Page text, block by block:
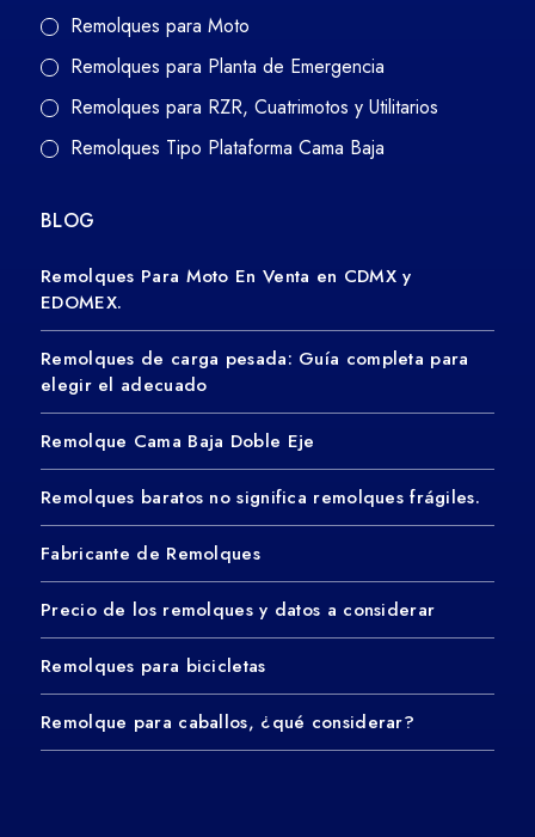
Remolques para Moto
Remolques para Planta de Emergencia
Remolques para RZR, Cuatrimotos y Utilitarios
Remolques Tipo Plataforma Cama Baja
BLOG
Remolques Para Moto En Venta en CDMX y
EDOMEX.
Remolques de carga pesada: Guía completa para
elegir el adecuado
Remolque Cama Baja Doble Eje
Remolques baratos no significa remolques frágiles.
Fabricante de Remolques
Precio de los remolques y datos a considerar
Remolques para bicicletas
Remolque para caballos, ¿qué considerar?